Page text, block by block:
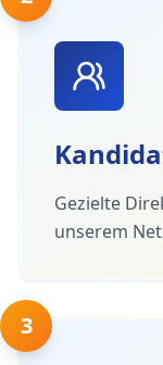
Gezielte
unserem
3